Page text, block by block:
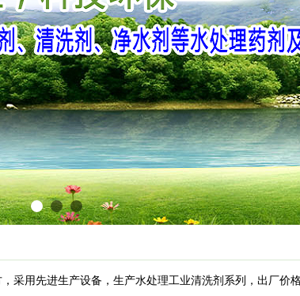
采用先进生产设备，生产水处理工业清洗剂系列，出厂价